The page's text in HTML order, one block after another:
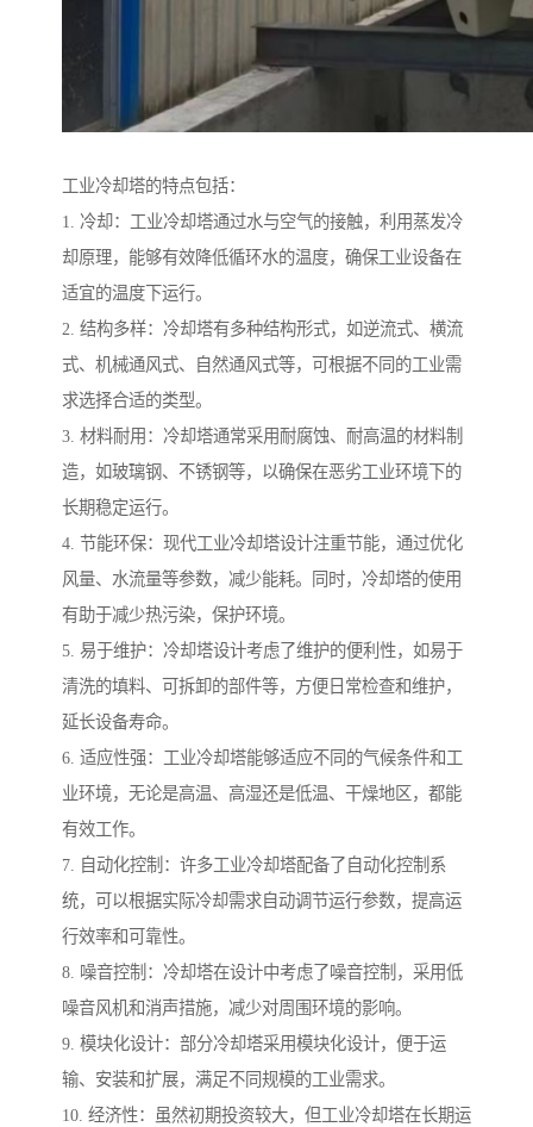
工业冷却塔的特点包括：
1. 冷却：工业冷却塔通过水与空气的接触，利用蒸发冷
却原理，能够有效降低循环水的温度，确保工业设备在
适宜的温度下运行。
2. 结构多样：冷却塔有多种结构形式，如逆流式、横流
式、机械通风式、自然通风式等，可根据不同的工业需
求选择合适的类型。
3. 材料耐用：冷却塔通常采用耐腐蚀、耐高温的材料制
造，如玻璃钢、不锈钢等，以确保在恶劣工业环境下的
长期稳定运行。
4. 节能环保：现代工业冷却塔设计注重节能，通过优化
风量、水流量等参数，减少能耗。同时，冷却塔的使用
有助于减少热污染，保护环境。
5. 易于维护：冷却塔设计考虑了维护的便利性，如易于
清洗的填料、可拆卸的部件等，方便日常检查和维护，
延长设备寿命。
6. 适应性强：工业冷却塔能够适应不同的气候条件和工
业环境，无论是高温、高湿还是低温、干燥地区，都能
有效工作。
7. 自动化控制：许多工业冷却塔配备了自动化控制系
统，可以根据实际冷却需求自动调节运行参数，提高运
行效率和可靠性。
8. 噪音控制：冷却塔在设计中考虑了噪音控制，采用低
噪音风机和消声措施，减少对周围环境的影响。
9. 模块化设计：部分冷却塔采用模块化设计，便于运
输、安装和扩展，满足不同规模的工业需求。
10. 经济性：虽然初期投资较大，但工业冷却塔在长期运